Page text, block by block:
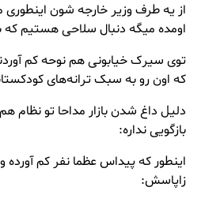
از یه طرف وزیر خارجه شون
اومده میگه دنبال سلاحی هستیم
توی سیرک خیابونی هم نوحه کم
که اون رو به سبک ترانه‌های
دلیل داغ شدن بازار مداحا تو نظام
بازگویی نداره:
اینطور که پیداس عظما نفر کم آورده
زاپاسش: